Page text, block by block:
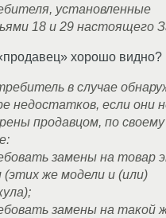
установленные
18 и 29 настоящего
хорошо видно?
в случае
недостатков, если они
продавцом, по
замены на товар
(этих же модели и (или)
замены на такой